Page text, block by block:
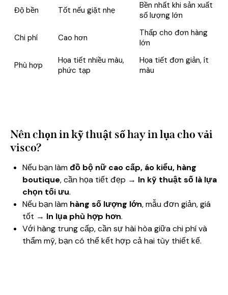
Độ bền Tốt nếu giặt nhẹ
Bền nhất khi sản xuất
số lượng lớn
Chi phí Cao hơn
Thấp cho đơn hàng
lớn
Phù hợp
Họa tiết nhiều màu,
phức tạp
Họa tiết đơn giản, ít
màu
Nên chọn in kỹ thuật số hay in lụa cho vải
visco?
Nếu bạn làmđồ bộ nữ cao cấp, áo kiểu, hàng
boutique, cần họa tiết đẹp → In kỹ thuật số là lựa
chọn tối ưu.
Nếu bạn làm hàng số lượng lớn, mẫu đơn giản, giá
tốt → In lụa phù hợp hơn.
Với hàng trung cấp, cần sự hài hòa giữa chi phí và
thẩm mỹ, bạn có thể kết hợp cả hai tùy thiết kế.